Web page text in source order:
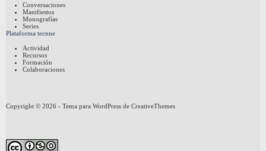
Conversaciones
Manifiestos
Monografías
Series
Plataforma tecnne
Actividad
Recursos
Formación
Colaboraciones
Copyright © 2026 - Tema para WordPress de CreativeThemes